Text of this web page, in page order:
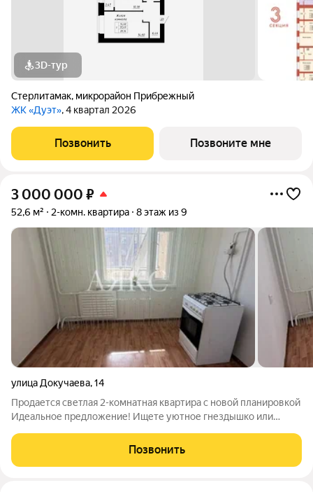
3D-тур
Стерлитамак, микрорайон Прибрежный
ЖК «Дуэт», 4 квартал 2026
Позвонить Позвоните мне
3 000 000 ₽
52,6 м² 2-комн. квартира 8 этаж из 9
улица Докучаева,14
Продается светлая 2-комнатная квартира с новой планировкой
Идеальное предложение! Ищете уютное гнездышко или
светлую, просторную двухкомнатную квартиру,
расположенную в престижном районе. Это не просто
Позвонить